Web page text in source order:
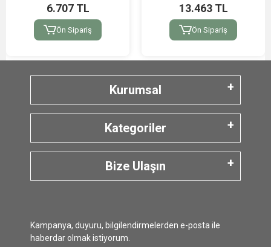
6.707 TL
Ön Sipariş
13.463 TL
Ön Sipariş
Kurumsal
Kategoriler
Bize Ulaşın
Kampanya, duyuru, bilgilendirmelerden e-posta ile
haberdar olmak istiyorum.